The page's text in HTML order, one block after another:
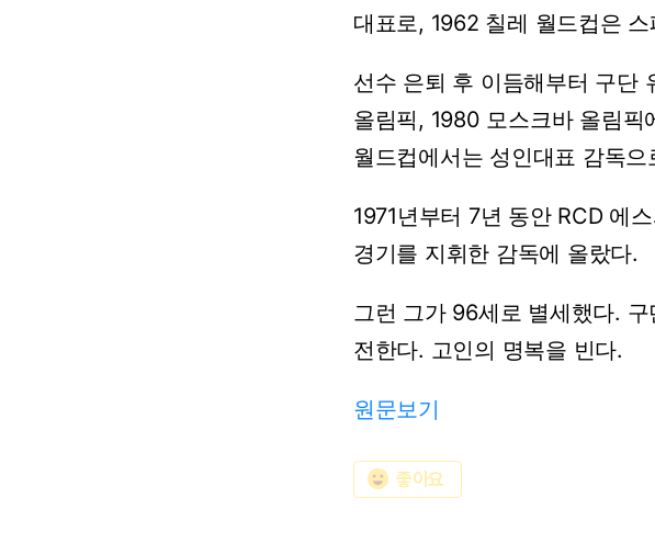
대표로, 1962 칠레 월드컵은 스
선수 은퇴 후 이듬해부터 구단
올림픽, 1980 모스크바 올림픽
월드컵에서는 성인대표 감독으
1971년부터 7년 동안 RCD 에
경기를 지휘한 감독에 올랐다.
그런 그가 96세로 별세했다. 구
전한다. 고인의 명복을 빈다.
원문보기
emoji_emotions 좋아요